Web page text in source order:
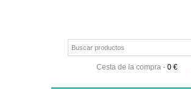
Cesta de la compra- 0 €